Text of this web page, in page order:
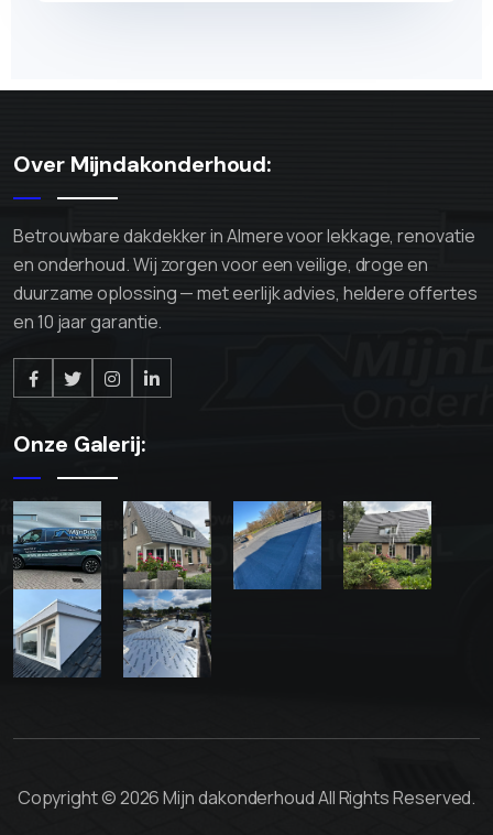
Over Mijndakonderhoud:
Betrouwbare dakdekker in Almere voor lekkage, renovatie
en onderhoud. Wij zorgen voor een veilige, droge en
duurzame oplossing — met eerlijk advies, heldere offertes
en 10 jaar garantie.
Onze Galerij:
Copyright © 2026 Mijn dakonderhoud All Rights Reserved.